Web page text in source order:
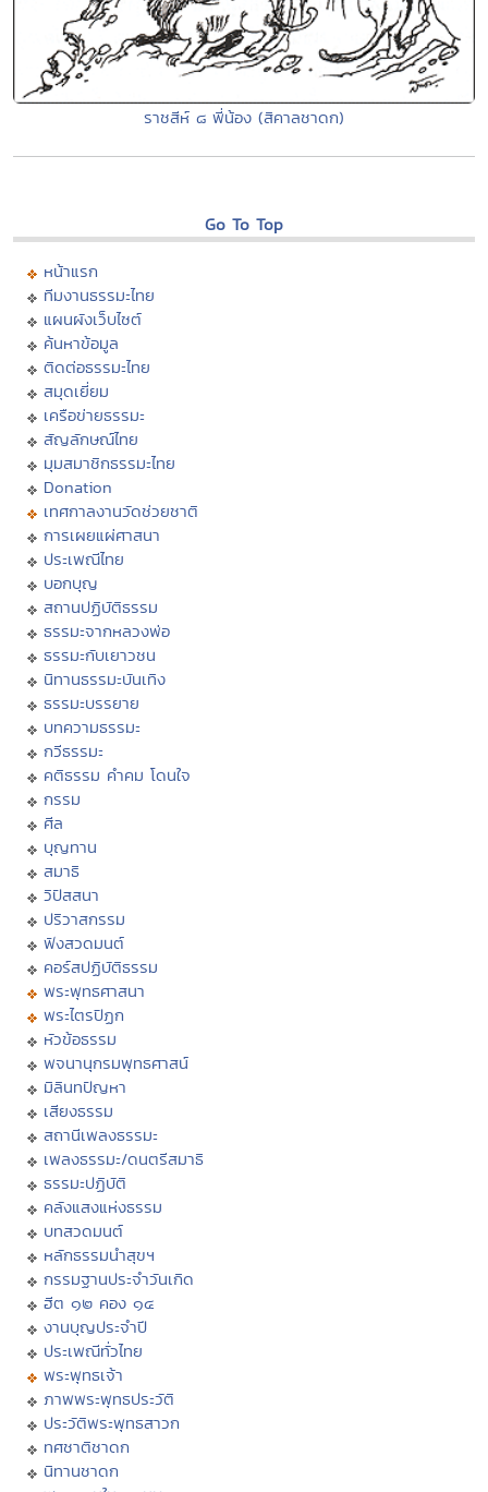
ราชสีห์ ๘ พี่น้อง (สิคาลชาดก)
Go To Top
หน้าแรก
ทีมงานธรรมะไทย
แผนผังเว็บไซต์
ค้นหาข้อมูล
ติดต่อธรรมะไทย
สมุดเยี่ยม
เครือข่ายธรรมะ
สัญลักษณ์ไทย
มุมสมาชิกธรรมะไทย
Donation
เทศกาลงานวัดช่วยชาติ
การเผยแผ่ศาสนา
ประเพณีไทย
บอกบุญ
สถานปฏิบัติธรรม
ธรรมะจากหลวงพ่อ
ธรรมะกับเยาวชน
นิทานธรรมะบันเทิง
ธรรมะบรรยาย
บทความธรรมะ
กวีธรรมะ
คติธรรม คำคม โดนใจ
กรรม
ศีล
บุญทาน
สมาธิ
วิปัสสนา
ปริวาสกรรม
ฟังสวดมนต์
คอร์สปฏิบัติธรรม
พระพุทธศาสนา
พระไตรปิฏก
หัวข้อธรรม
พจนานุกรมพุทธศาสน์
มิลินทปัญหา
เสียงธรรม
สถานีเพลงธรรมะ
เพลงธรรมะ/ดนตรีสมาธิ
ธรรมะปฏิบัติ
คลังแสงแห่งธรรม
บทสวดมนต์
หลักธรรมนำสุขฯ
กรรมฐานประจำวันเกิด
ฮีต ๑๒ คอง ๑๔
งานบุญประจำปี
ประเพณีทั่วไทย
พระพุทธเจ้า
ภาพพระพุทธประวัติ
ประวัติพระพุทธสาวก
ทศชาติชาดก
นิทานชาดก